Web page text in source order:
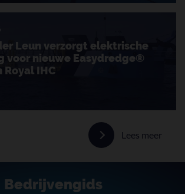
Leun verzorgt elektrische
voor nieuwe Easydredge®
Royal IHC
Lees meer
Bedrijvengids